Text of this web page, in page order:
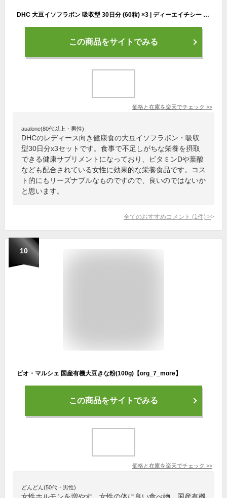
DHC 大豆イソフラボン 吸収型 30日分 (60粒) ×3 | ディーエイチシー サプリメント サプリ 健康食品 健康サプリ カプセル さぷり 栄養食品 食事で不足 栄養剤 エクオール イソフラボン アグリコン型 アマニエキス ビタミンD 葉酸 ラクトビオン酸 ハツラツ レディース 効果
この商品をサイトでみる
価格と在庫を楽天でチェック >>
aualone(80代以上・男性)
DHCのレディース向き健康食の大豆イソフラボン・吸収
型30日分x3セットです。食事で不足しがちな栄養を摂取
できる健康サプリメントになっており、ビタミンDや葉酸
なども配合されている女性に効果的な栄養食品です。コス
ト的にもリーズナブルなものですので、良いのではないか
と思います。
全てのおすすめコメント (1 件) >
10
ビオ・マルシェ 国産有機大豆きな粉(100g)【org_7_more】
この商品をサイトでみる
価格と在庫を楽天でチェック >>
どんどん(50代・男性)